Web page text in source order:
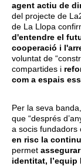
agent actiu de
del projecte de
de La Llopa
d'entendre el
cooperació i
voluntat de
compartides i
com a espais
Per la seva banda,
que “després
a socis fundadors
en risc la
permet
identitat,